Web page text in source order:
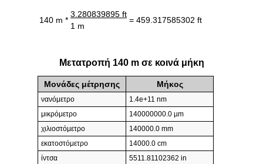
140 m *
3.280839895 ft
= 459.317585302 ft
1 m
Μετατροπή 140 m σε κοινά μήκη
Μονάδες μέτρησης Μήκος
νανόμετρο
1.4e+11 nm
μικρόμετρο
140000000.0 µm
χιλιοστόμετρο
140000.0 mm
εκατοστόμετρο
14000.0 cm
ίντσα
5511.81102362 in